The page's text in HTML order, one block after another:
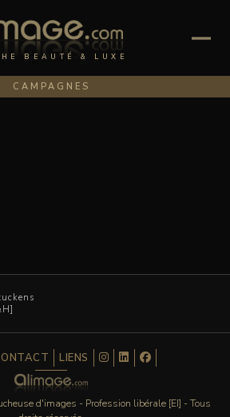
BEAUTÉ & LUXE
CAMPAGNES
LIENS
d'images - Profession libérale [EI] - Tous